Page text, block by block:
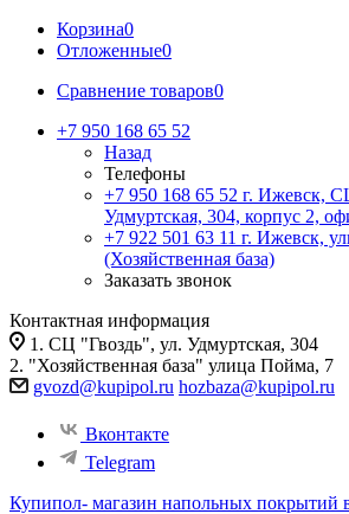
Корзина0
Отложенные0
Сравнение товаров0
+7 950 168 65 52
Назад
Телефоны
+7 950 168 65 52 г. Ижевск,
Удмуртская, 304, корпус 2,
+7 922 501 63 11 г. Ижевск,
(Хозяйственная база)
Заказать звонок
Контактная информация
1. СЦ "Гвоздь", ул. Удмуртская, 304
2. "Хозяйственная база" улица Пойма, 7
gvozd@kupipol.ru hozbaza@kupipol.ru
Вконтакте
Telegram
Купипол- магазин напольных покрытий